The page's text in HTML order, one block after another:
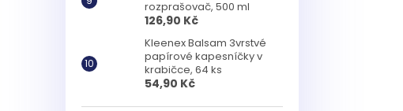
rozprašovač, 500 ml
126,90 Kč
Kleenex Balsam 3vrstvé
papírové kapesníčky v
krabičce, 64 ks
54,90 Kč